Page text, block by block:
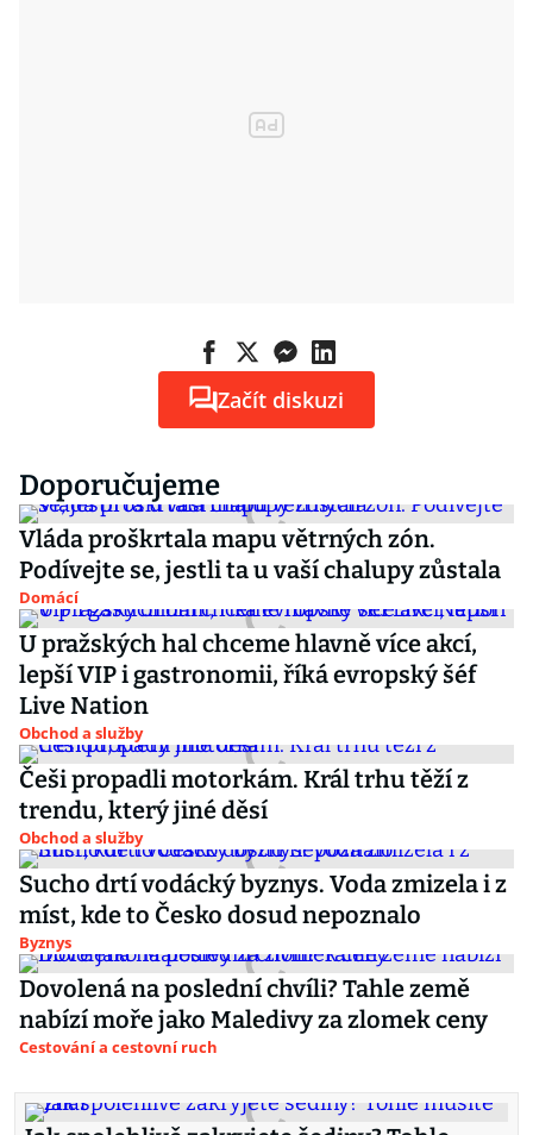
Začít diskuzi
Doporučujeme
Vláda proškrtala mapu větrných zón.
Podívejte se, jestli ta u vaší chalupy zůstala
Domácí
U pražských hal chceme hlavně více akcí,
lepší VIP i gastronomii, říká evropský šéf
Live Nation
Obchod a služby
Češi propadli motorkám. Král trhu těží z
trendu, který jiné děsí
Obchod a služby
Sucho drtí vodácký byznys. Voda zmizela i z
míst, kde to Česko dosud nepoznalo
Byznys
Dovolená na poslední chvíli? Tahle země
nabízí moře jako Maledivy za zlomek ceny
Cestování a cestovní ruch